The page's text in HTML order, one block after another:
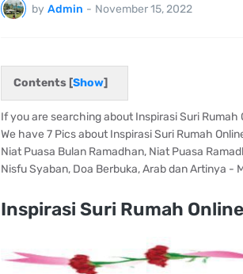
by Admin - November 15, 2022
Contents [Show]
If you are searching about Inspirasi Suri
We have 7 Pics about Inspirasi Suri Rumah
Niat Puasa Bulan Ramadhan, Niat Puasa
Nisfu Syaban, Doa Berbuka, Arab dan Artinya -
Inspirasi Suri Rumah